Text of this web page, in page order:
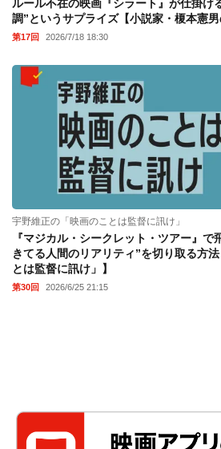
ルール不在の映画『シラート』が仕掛け
調”というサプライズ【小説家・榎本憲男
第17回 2026/7/18 18:30
宇野維正の「映画のことは監督に訊け」
『マジカル・シークレット・ツアー』で
きてる人間のリアリティ”を切り取る方
とは監督に訊け」】
第30回 2026/6/25 21:15